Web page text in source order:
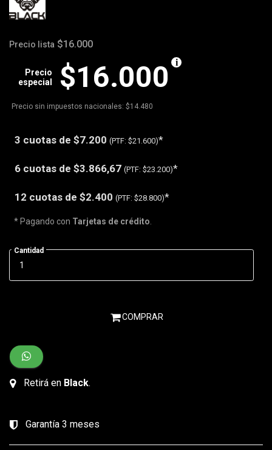
Precio lista $16.000
$16.000
Precio
especial
Precio sin impuestos nacionales: $14.480
3 cuotas de $7.200 (PTF: $21.600)*
6 cuotas de $3.866,67 (PTF: $23.200)*
12 cuotas de $2.400 (PTF: $28.800)*
* Pagando con Tarjetas de crédito
Cantidad
COMPRAR
Retirá en Black.
Garantía 3 meses